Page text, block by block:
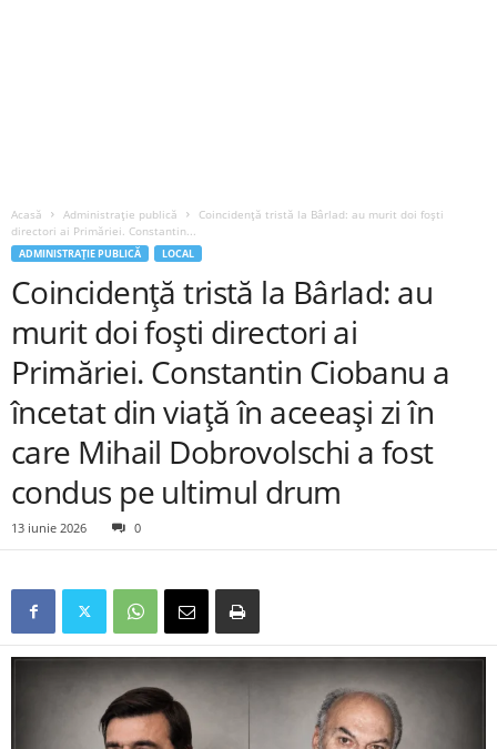
Acasă Administrație publică
Coincidență tristă la Bârlad: au murit doi foști
directori ai Primăriei. Constantin...
ADMINISTRAȚIE PUBLICĂ LOCAL
Coincidență tristă la Bârlad: au
murit doi foști directori ai
Primăriei. Constantin Ciobanu a
încetat din viață în aceeași zi în
care Mihail Dobrovolschi a fost
condus pe ultimul drum
13 iunie 2026 0